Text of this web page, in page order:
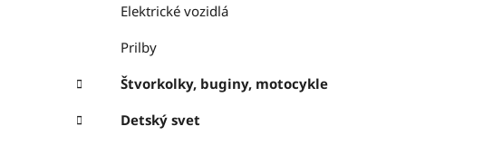
Elektrické vozidlá
Prilby
Štvorkolky, buginy, motocykle
Detský svet